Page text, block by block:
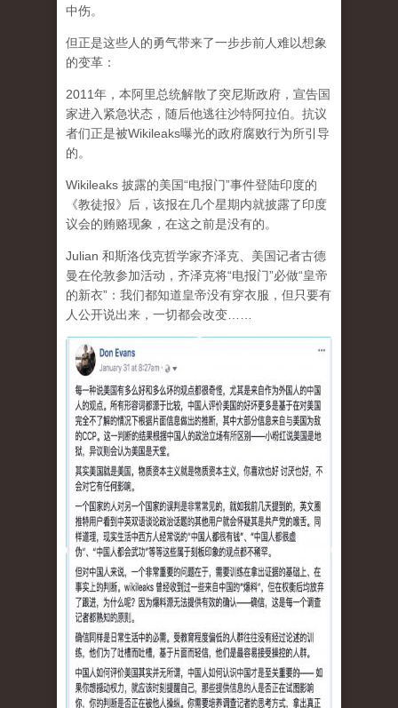
中伤。
但正是这些人的勇气带来了一步步前人难以想象
的变革：
2011年，本阿里总统解散了突尼斯政府，宣告国
家进入紧急状态，随后他逃往沙特阿拉伯。抗议
者们正是被Wikileaks曝光的政府腐败行为所引导
的。
Wikileaks 披露的美国“电报门”事件登陆印度的
《教徒报》后，该报在几个星期内就披露了印度
议会的贿赂现象，在这之前是没有的。
Julian 和斯洛伐克哲学家齐泽克、美国记者古德
曼在伦敦参加活动，齐泽克将“电报门”必做“皇帝
的新衣”：我们都知道皇帝没有穿衣服，但只要有
人公开说出来，一切都会改变……